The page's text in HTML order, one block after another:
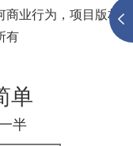
商业行为，项目版权
有
单
半